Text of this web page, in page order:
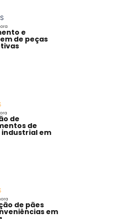
e
de peças
de
de
industrial em
de pães
em